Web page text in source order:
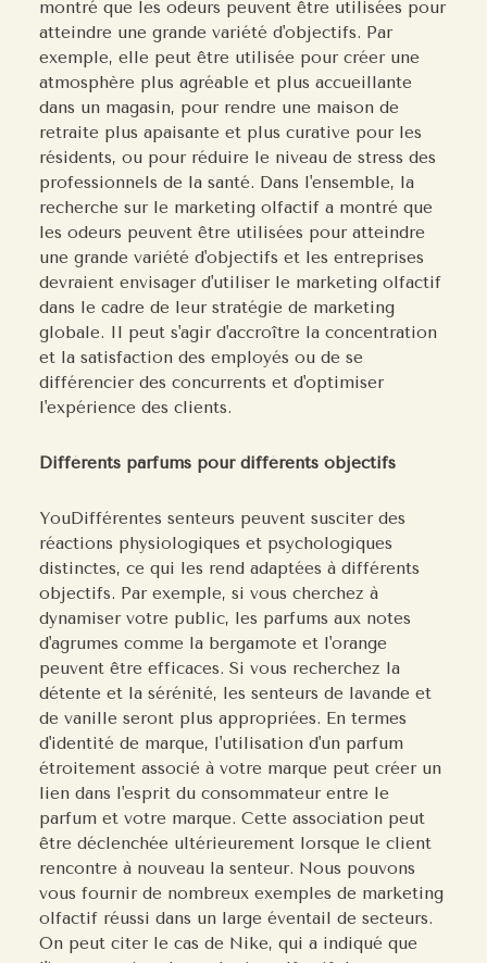
montré que les odeurs peuvent être utilisées pour
atteindre une grande variété d'objectifs. Par
exemple, elle peut être utilisée pour créer une
atmosphère plus agréable et plus accueillante
dans un magasin, pour rendre une maison de
retraite plus apaisante et plus curative pour les
résidents, ou pour réduire le niveau de stress des
professionnels de la santé. Dans l'ensemble, la
recherche sur le marketing olfactif a montré que
les odeurs peuvent être utilisées pour atteindre
une grande variété d'objectifs et les entreprises
devraient envisager d'utiliser le marketing olfactif
dans le cadre de leur stratégie de marketing
globale. Il peut s'agir d'accroître la concentration
et la satisfaction des employés ou de se
différencier des concurrents et d'optimiser
l'expérience des clients.
Différents parfums pour différents objectifs
YouDifférentes senteurs peuvent susciter des
réactions physiologiques et psychologiques
distinctes, ce qui les rend adaptées à différents
objectifs. Par exemple, si vous cherchez à
dynamiser votre public, les parfums aux notes
d'agrumes comme la bergamote et l'orange
peuvent être efficaces. Si vous recherchez la
détente et la sérénité, les senteurs de lavande et
de vanille seront plus appropriées. En termes
d'identité de marque, l'utilisation d'un parfum
étroitement associé à votre marque peut créer un
lien dans l'esprit du consommateur entre le
parfum et votre marque. Cette association peut
être déclenchée ultérieurement lorsque le client
rencontre à nouveau la senteur. Nous pouvons
vous fournir de nombreux exemples de marketing
olfactif réussi dans un large éventail de secteurs.
On peut citer le cas de Nike, qui a indiqué que